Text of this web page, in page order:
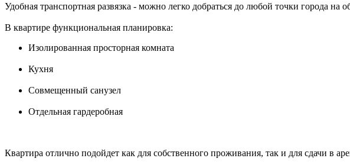
Удобная транспортная развязка - можно легко добраться до любой точки города
В квартире функциональная планировка:
Изолированная просторная комната
Кухня
Совмещенный санузел
Отдельная гардеробная
Квартира отлично подойдет как для собственного проживания, так и для сдачи в